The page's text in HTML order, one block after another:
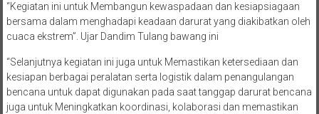
“Kegiatan ini untuk Membangun kewaspadaan dan kesiapsiagaan
bersama dalam menghadapi keadaan darurat yang diakibatkan oleh
cuaca ekstrem”. Ujar Dandim Tulang bawang ini
“Selanjutnya kegiatan ini juga untuk Memastikan ketersediaan dan
kesiapan berbagai peralatan serta logistik dalam penangulangan
bencana untuk dapat digunakan pada saat tanggap darurat bencana
juga untuk Meningkatkan koordinasi, kolaborasi dan memastikan